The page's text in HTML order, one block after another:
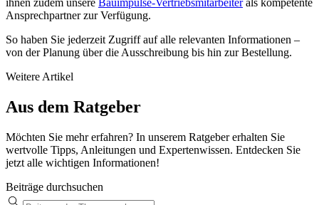
Ansprechpartner zur Verfügung.
So haben Sie jederzeit Zugriff auf alle relevanten Informationen –
von der Planung über die Ausschreibung bis hin zur Bestellung.
Weitere Artikel
Aus dem Ratgeber
Möchten Sie mehr erfahren? In unserem Ratgeber erhalten Sie
wertvolle Tipps, Anleitungen und Expertenwissen. Entdecken Sie
jetzt alle wichtigen Informationen!
Beiträge durchsuchen